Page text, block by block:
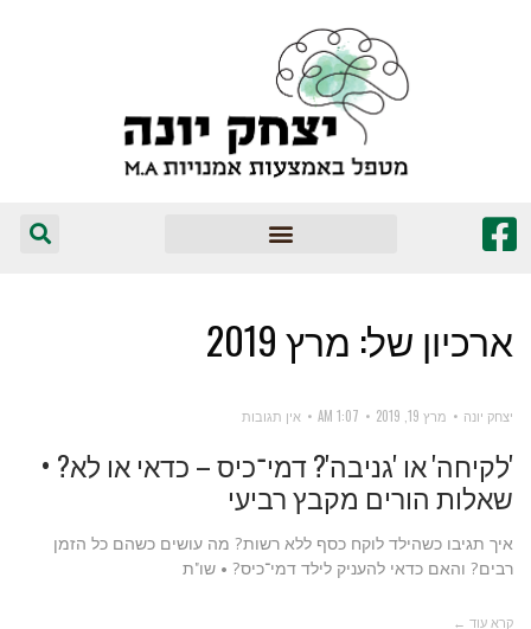
ארכיון של: מרץ 2019
יצחק יונה מרץ 19, 2019 1:07 AM אין תגובות
'לקיחה' או 'גניבה'? דמי־כיס – כדאי או לא? •
שאלות הורים מקבץ רביעי
איך תגיבו כשהילד לוקח כסף ללא רשות? מה עושים כשהם כל הזמן
רבים? והאם כדאי להעניק לילד דמי־כיס? • שו"ת
קרא עוד ←